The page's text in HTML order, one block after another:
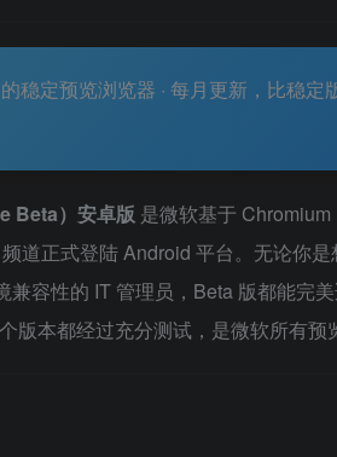
稳定预览浏览器 · 每月更新，比稳
Beta）安卓版 是微软基于
道正式登陆 Android 平台。无论你
兼容性的 IT 管理员，Beta 版都能完
本都经过充分测试，是微软所有预